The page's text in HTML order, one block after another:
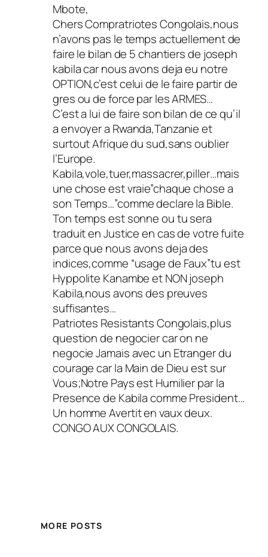
Mbote,
Chers Compratriotes Congolais,nous
n’avons pas le temps actuellement de
faire le bilan de 5 chantiers de joseph
kabila car nous avons deja eu notre
OPTION,c’est celui de le faire partir de
gres ou de force par les ARMES…
C’est a lui de faire son bilan de ce qu’il
a envoyer a Rwanda,Tanzanie et
surtout Afrique du sud,sans oublier
l’Europe.
Kabila,vole,tuer,massacrer,piller…mais
une chose est vraie”chaque chose a
son Temps…”comme declare la Bible.
Ton temps est sonne ou tu sera
traduit en Justice en cas de votre fuite
parce que nous avons deja des
indices,comme “usage de Faux”tu est
Hyppolite Kanambe et NON joseph
Kabila,nous avons des preuves
suffisantes…
Patriotes Resistants Congolais,plus
question de negocier car on ne
negocie Jamais avec un Etranger du
courage car la Main de Dieu est sur
Vous;Notre Pays est Humilier par la
Presence de Kabila comme President…
Un homme Avertit en vaux deux.
CONGO AUX CONGOLAIS.
MORE POSTS